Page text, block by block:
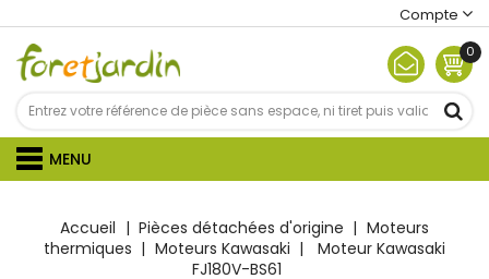
Compte
0
MENU
Accueil Pièces détachées d'origine
Moteurs
thermiques
Moteurs Kawasaki
Moteur Kawasaki
FJ180V-BS61